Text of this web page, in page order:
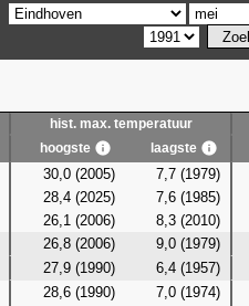
hist. max. temperatuur
hoogste
laagste
30,0 (2005)
7,7 (1979)
28,4 (2025)
7,6 (1985)
26,1 (2006)
8,3 (2010)
26,8 (2006)
9,0 (1979)
27,9 (1990)
6,4 (1957)
28,6 (1990)
7,0 (1974)